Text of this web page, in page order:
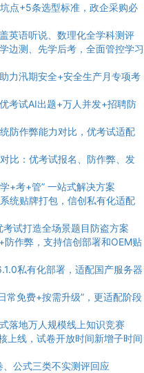
点+5条选型标准，政企采购必
英语听说、数理化全学科测评
边测、先学后考，全面管控学习
力汛期安全+安全生产月专项考
考试AI出题+万人并发+招聘防
防作弊能力对比，优考试适配
比：优考试报名、防作弊、发
+考+管” 一站式解决方案
统贴牌打包，信创私有化适配
试打造全场景题目防盗方案
防作弊，支持信创部署和OEM贴
私有化部署，适配国产服务器
常免费+按需升级”，更适配阶段
落地万人规模线上知识竞赛
上线，试卷开放时间新增子时间
公式三类不实测评回应